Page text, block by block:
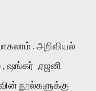
. அறிவியல்
, ஷங்கர் ,ரஜனி
நூல்களுக்கு